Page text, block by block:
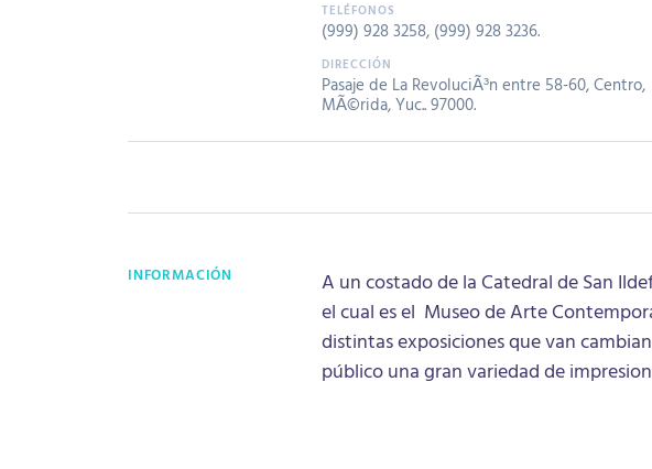
(999) 928 3258, (999) 928 3236.
Pasaje de La RevoluciÃ³n entre 58-60, Centro,
MÃ©rida, Yuc.. 97000.
INFORMACIÓN
A un costado de la Catedral de San
el cual es el Museo de Arte
distintas exposiciones que van
público una gran variedad de